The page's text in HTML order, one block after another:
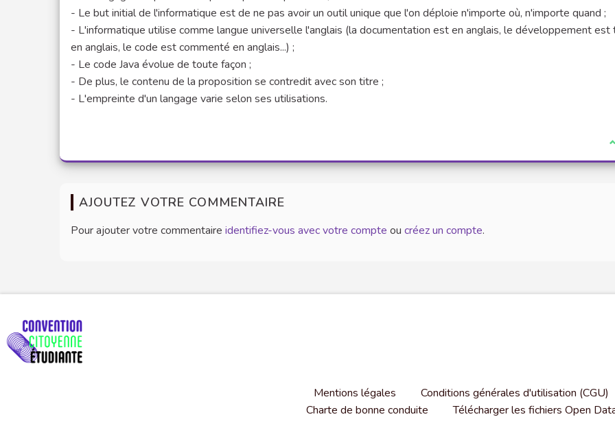
- Le but initial de l'informatique est de ne pas avoir un outil unique que l'on déploie n'importe où, n'importe quand ;
- L'informatique utilise comme langue universelle l'anglais (la documentation est en anglais, le développement est
en anglais, le code est commenté en anglais...) ;
- Le code Java évolue de toute façon ;
- De plus, le contenu de la proposition se contredit avec son titre ;
- L'empreinte d'un langage varie selon ses utilisations.
AJOUTEZ VOTRE COMMENTAIRE
Pour ajouter votre commentaire identifiez-vous avec votre compte ou créez un compte.
Mentions légales
Conditions générales d'utilisation (CGU)
Charte de bonne conduite
Télécharger les fichiers Open